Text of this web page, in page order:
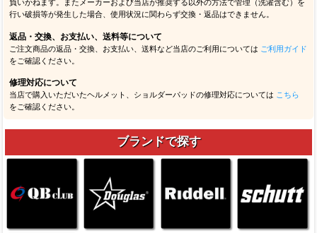
負いかねます。またメーカーおよび当店が推奨する以外の方法で管理（洗濯含む）を
行い破損等が発生した場合、使用状況に関わらず交換・返品はできません。
返品・交換、お支払い、送料等について
ご注文商品の返品・交換、お支払い、送料など当店のご利用については ご利用ガイド
をご確認ください。
修理対応について
当店で購入いただいたヘルメット、ショルダーパッドの修理対応については こちら
をご確認ください。
ブランドで探す